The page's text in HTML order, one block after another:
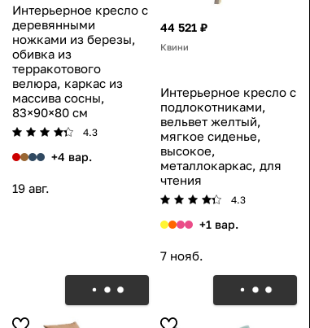
Интерьерное кресло с
деревянными
ножками из березы,
обивка из
терракотового
велюра, каркас из
массива сосны,
83×90×80 см
4.3
+4 вар.
19 авг.
44 521 ₽
Квини
Интерьерное кресло с
подлокотниками,
вельвет желтый,
мягкое сиденье,
высокое,
металлокаркас, для
чтения
4.3
+1 вар.
7 нояб.